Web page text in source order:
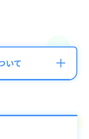
いて
」です。